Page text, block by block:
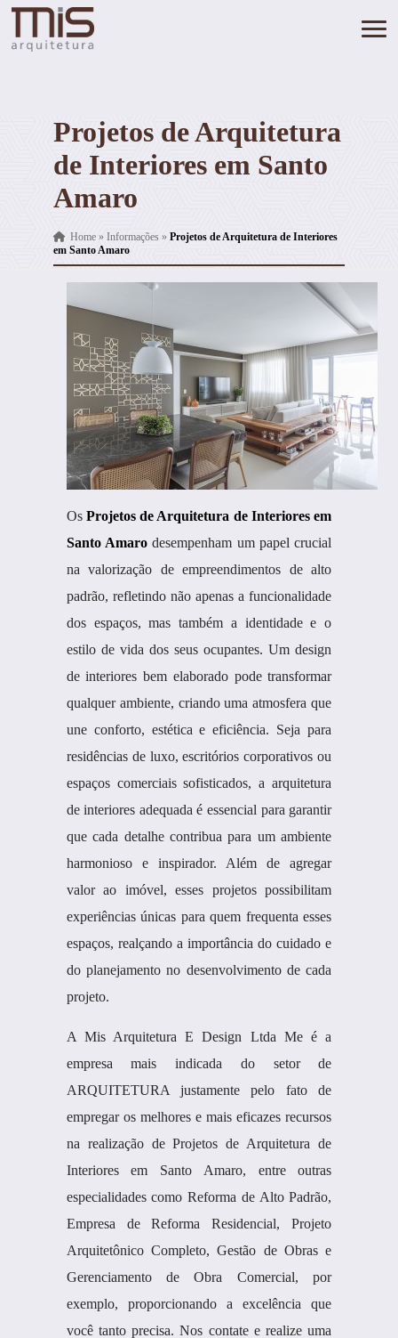
Projetos de Arquitetura
de Interiores em Santo
Amaro
Home» Informações » Projetos de Arquitetura de Interiores
em Santo Amaro
OsProjetos de Arquitetura de Interiores em
Santo Amaro desempenham um papel crucial
na valorização de empreendimentos de alto
padrão, refletindo não apenas a funcionalidade
dos espaços, mas também a identidade e o
estilo de vida dos seus ocupantes. Um design
de interiores bem elaborado pode transformar
qualquer ambiente, criando uma atmosfera que
une conforto, estética e eficiência. Seja para
residências de luxo, escritórios corporativos ou
espaços comerciais sofisticados, a arquitetura
de interiores adequada é essencial para garantir
que cada detalhe contribua para um ambiente
harmonioso e inspirador. Além de agregar
valor ao imóvel, esses projetos possibilitam
experiências únicas para quem frequenta esses
espaços, realçando a importância do cuidado e
do planejamento no desenvolvimento de cada
projeto.
A Mis Arquitetura E Design Ltda Me é a
empresa mais indicada do setor de
ARQUITETURA justamente pelo fato de
empregar os melhores e mais eficazes recursos
na realização de Projetos de Arquitetura de
Interiores em Santo Amaro, entre outras
especialidades como Reforma de Alto Padrão,
Empresa de Reforma Residencial, Projeto
Arquitetônico Completo, Gestão de Obras e
Gerenciamento de Obra Comercial, por
exemplo, proporcionando a excelência que
você tanto precisa. Nos contate e realize uma